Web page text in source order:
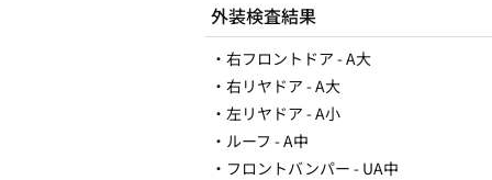
外装検査結果
・右フロントドア - A大
・右リヤドア - A大
・左リヤドア - A小
・ルーフ - A中
・フロントバンパー - UA中